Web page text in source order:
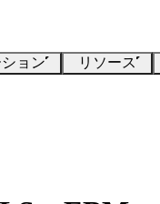
ョン リソース